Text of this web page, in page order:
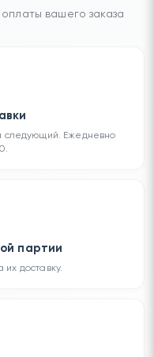
вашего заказа
следующий. Ежедневно
партии
их доставку.